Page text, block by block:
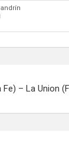
Fe) – La Union